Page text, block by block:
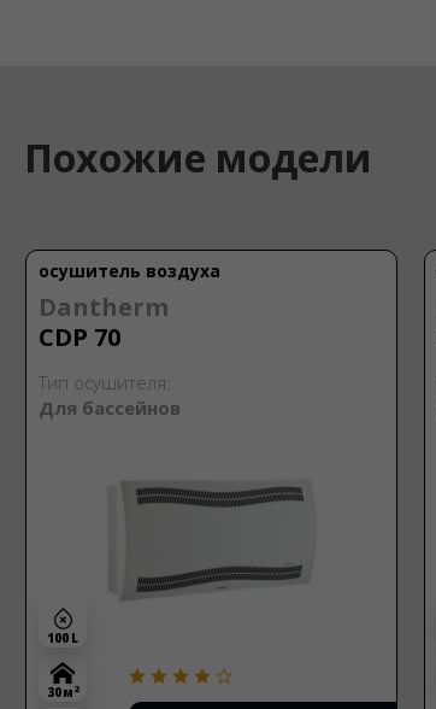
Похожие модели
осушитель воздуха
Dantherm
CDP 70
Тип осушителя:
Для бассейнов
100 L
30 м 2